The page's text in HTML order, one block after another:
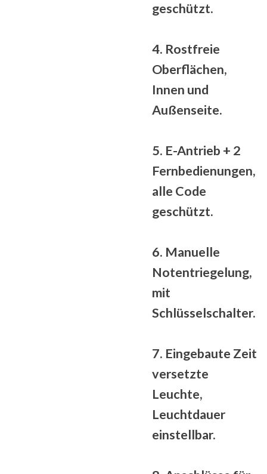
geschützt.
4. Rostfreie
Oberflächen,
Innen und
Außenseite.
5. E-Antrieb + 2
Fernbedienungen,
alle Code
geschützt.
6. Manuelle
Notentriegelung,
mit
Schlüsselschalter.
7. Eingebaute Zeit
versetzte
Leuchte,
Leuchtdauer
einstellbar.